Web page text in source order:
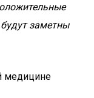
заметны
медицине